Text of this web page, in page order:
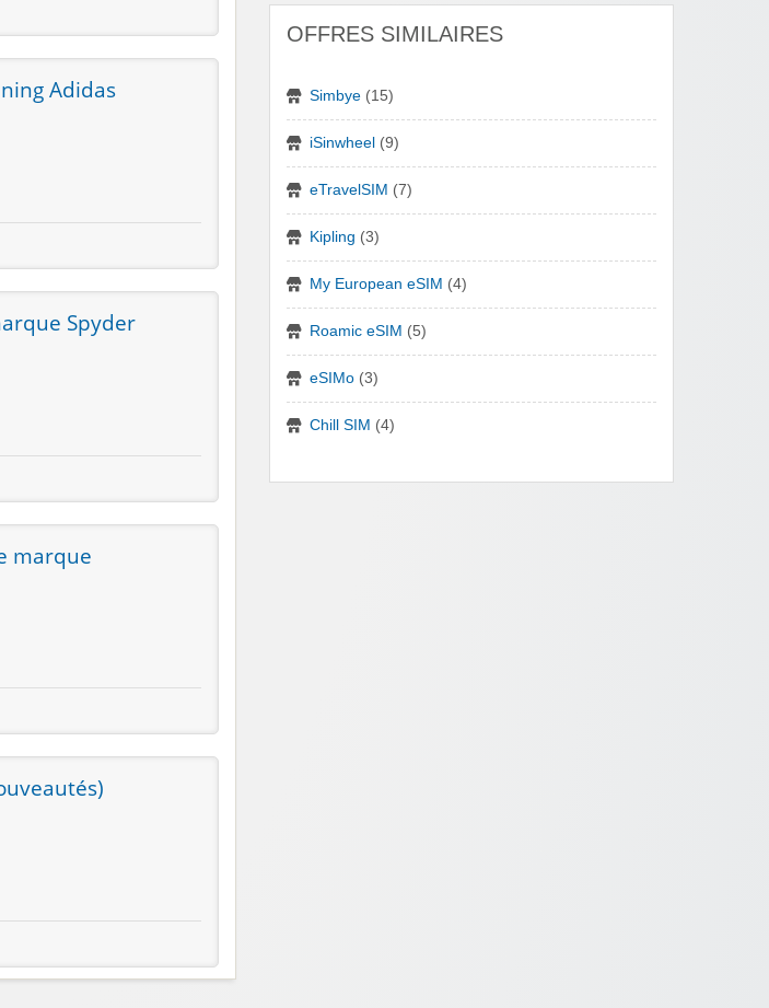
Adidas
Spyder
marque
OFFRES SIMILAIRES
Simbye (15)
iSinwheel (9)
eTravelSIM (7)
Kipling (3)
My European eSIM (4)
Roamic eSIM (5)
eSIMo (3)
Chill SIM (4)